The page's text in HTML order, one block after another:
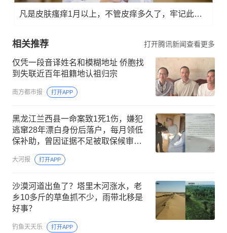
凡是皮肤瘙痒1月以上，不管皮痒多久了，牢记此法，快！准！狠！
相关推荐 打开腾讯新闻查看更多
仅凭一段音译姓名和模糊地址 侨胞找
到失联近百年祖籍地认祖归宗
南方都市报 打开APP
黑龙江兰西县一命案致1死1伤，嫌犯
逃窜28年漂白身份后落户，每月领低
保补助，曾因证据不足被取保候审；
警方：漂白身份线索已移交纪委调查
大河报 打开APP
沙漠河道出鱼了？塔里木河涨水，老
乡10多斤的草鱼抓不少，雨带北移是
好事？
钓鱼天天乐 打开APP